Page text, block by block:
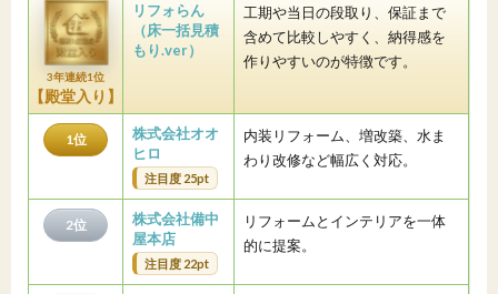
3年連続1位
【殿堂入り】
リフォらん
（床一括見積
もり.ver）
工期や当日の段取り、保証まで
含めて比較しやすく、納得感を
作りやすいのが特徴です。
1位
株式会社オオ
ヒロ
注目度 25pt
内装リフォーム、増改築、水ま
わり改修など幅広く対応。
2位
株式会社備中
屋本店
注目度 22pt
リフォームとインテリアを一体
的に提案。